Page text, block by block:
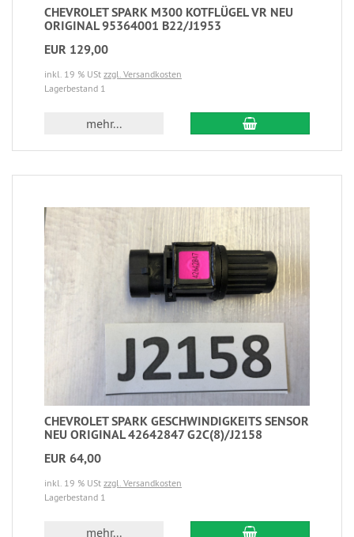
CHEVROLET SPARK M300 KOTFLÜGEL VR NEU
ORIGINAL 95364001 B22/J1953
EUR 129,00
inkl. 19 % USt zzgl. Versandkosten
Lagerbestand 1
mehr...
CHEVROLET SPARK GESCHWINDIGKEITS SENSOR
NEU ORIGINAL 42642847 G2C(8)/J2158
EUR 64,00
inkl. 19 % USt zzgl. Versandkosten
Lagerbestand 1
mehr...